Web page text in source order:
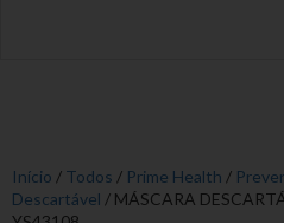
Início / Todos / Prime Health /
Descartável / MÁSCARA